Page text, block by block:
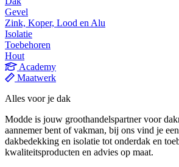
Gevel
Zink, Koper, Lood en Alu
Isolatie
Toebehoren
Hout
Academy
Maatwerk
Alles voor je dak
Modde is jouw groothandelspartner voor
aannemer bent of vakman, bij ons vind je
dakbedekking en isolatie tot onderdak en
kwaliteitsproducten en advies op maat.